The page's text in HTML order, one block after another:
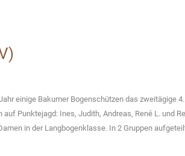
einige Bakumer Bogenschützen das zweitägige 4.
Punktejagd: Ines, Judith, Andreas, René L. und
in der Langbogenklasse. In 2 Gruppen